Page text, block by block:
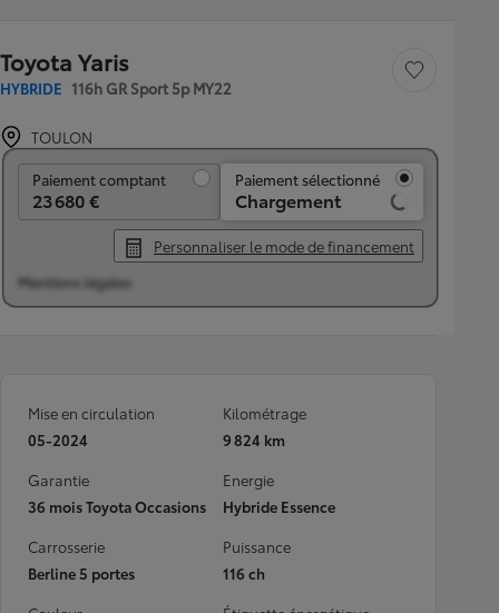
Toyota Yaris
HYBRIDE 116h GR Sport 5p MY22
Sauvegarder le
TOULON
Paiement comptant
23 680 €
Paiement sélectionné
Chargement
Personnaliser le mode de financement
Mentions légales
Mise en circulation
05-2024
Kilométrage
9 824 km
Garantie
36 mois Toyota Occasions
Energie
Hybride Essence
Carrosserie
Berline 5 portes
Puissance
116 ch